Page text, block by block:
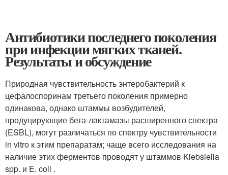
Антибиотики последнего поколения
при инфекции мягких тканей.
Результаты и обсуждение
Природная чувствительность энтеробактерий к
цефалоспоринам третьего поколения примерно
одинакова, однако штаммы возбудителей,
продуцирующие бета-лактамазы расширенного спектра
(ESBL), могут различаться по спектру чувствительности
in vitro к этим препаратам; чаще всего исследования на
наличие этих ферментов проводят у штаммов Klebsiella
spp. и E. coli .